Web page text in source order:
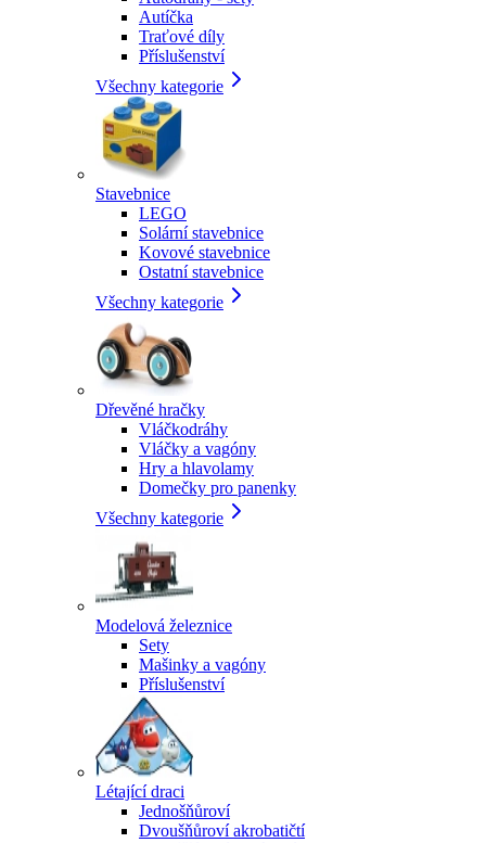
Autíčka
Traťové díly
Příslušenství
Všechny kategorie
Stavebnice
LEGO
Solární stavebnice
Kovové stavebnice
Ostatní stavebnice
Všechny kategorie
Dřevěné hračky
Vláčkodráhy
Vláčky a vagóny
Hry a hlavolamy
Domečky pro panenky
Všechny kategorie
Modelová železnice
Sety
Mašinky a vagóny
Příslušenství
Létající draci
Jednošňůroví
Dvoušňůroví akrobatičtí